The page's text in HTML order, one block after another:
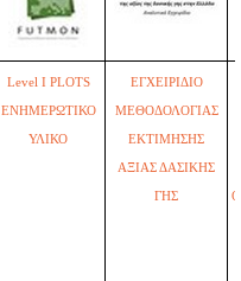
Level I PLOTS
ΕΝΗΜΕΡΩΤΙΚΟ
ΥΛΙΚΟ
ΕΓΧΕΙΡΙΔΙΟ
ΜΕΘΟΔΟΛΟΓΙΑΣ
ΕΚΤΙΜΗΣΗΣ
ΑΞΙΑΣ ΔΑΣΙΚΗΣ
ΓΗΣ